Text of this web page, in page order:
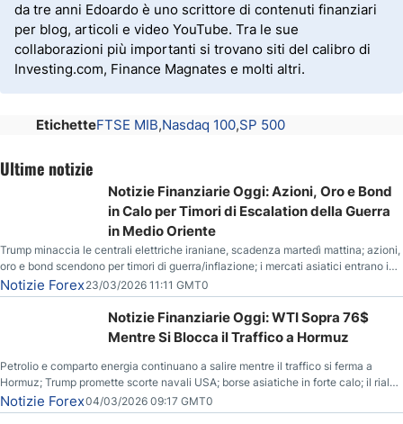
da tre anni Edoardo è uno scrittore di contenuti finanziari
per blog, articoli e video YouTube. Tra le sue
collaborazioni più importanti si trovano siti del calibro di
Investing.com, Finance Magnates e molti altri.
EtichetteFTSE MIB Nasdaq 100 SP 500
Ultime notizie
Notizie Finanziarie Oggi: Azioni, Oro e Bond
in Calo per Timori di Escalation della Guerra
in Medio Oriente
Trump minaccia le centrali elettriche iraniane, scadenza martedì mattina; azioni,
oro e bond scendono per timori di guerra/inflazione; i mercati asiatici entrano in
correzione; il petrolio greggio resta stabile.
Notizie Forex23/03/2026 11:11 GMT0
Notizie Finanziarie Oggi: WTI Sopra 76$
Mentre Si Blocca il Traffico a Hormuz
Petrolio e comparto energia continuano a salire mentre il traffico si ferma a
Hormuz; Trump promette scorte navali USA; borse asiatiche in forte calo; il rialzo
del gas naturale mette pressione all’euro.
Notizie Forex04/03/2026 09:17 GMT0